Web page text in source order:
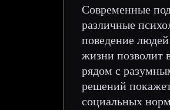
Современные
различные
поведение
жизни позволит
рядом с
решений
социальных